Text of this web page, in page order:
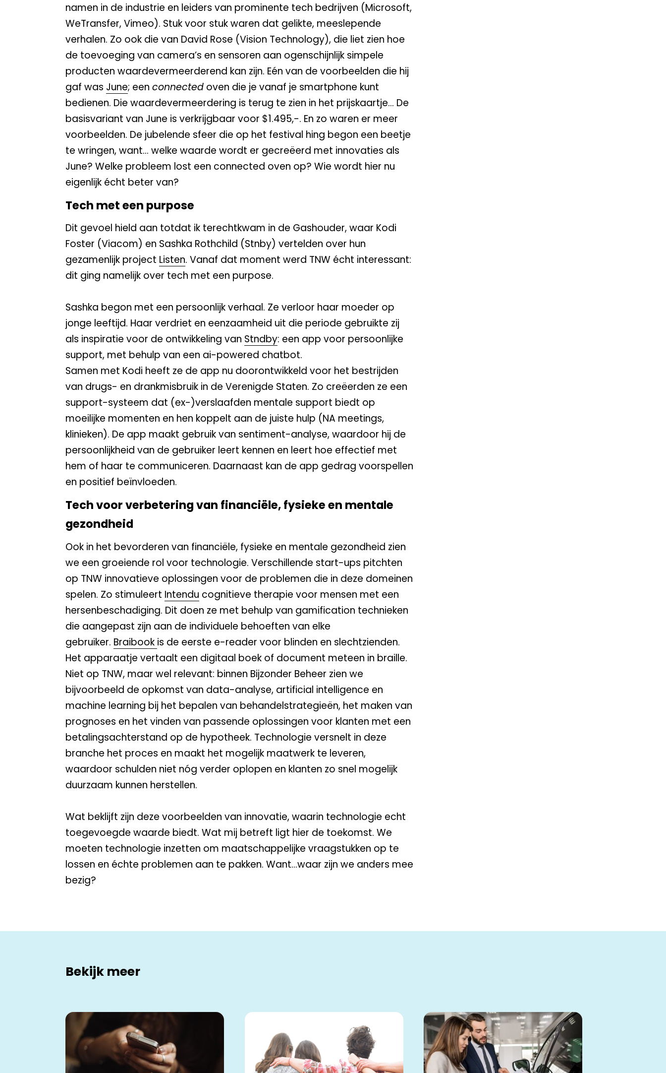
namen in de industrie en leiders van prominente tech bedrijven (Microsoft,
WeTransfer, Vimeo). Stuk voor stuk waren dat gelikte, meeslepende
verhalen. Zo ook die van David Rose (Vision Technology), die liet zien hoe
de toevoeging van camera’s en sensoren aan ogenschijnlijk simpele
producten waardevermeerderend kan zijn. Eén van de voorbeelden die hij
gaf was June; een connected oven die je vanaf je smartphone kunt
bedienen. Die waardevermeerdering is terug te zien in het prijskaartje… De
basisvariant van June is verkrijgbaar voor $1.495,-. En zo waren er meer
voorbeelden. De jubelende sfeer die op het festival hing begon een beetje
te wringen, want… welke waarde wordt er gecreëerd met innovaties als
June? Welke probleem lost een connected oven op? Wie wordt hier nu
eigenlijk écht beter van?
Tech met een purpose
Dit gevoel hield aan totdat ik terechtkwam in de Gashouder, waar Kodi
Foster (Viacom) en Sashka Rothchild (Stnby) vertelden over hun
gezamenlijk project Listen. Vanaf dat moment werd TNW écht interessant:
dit ging namelijk over tech met een purpose.
Sashka begon met een persoonlijk verhaal. Ze verloor haar moeder op
jonge leeftijd. Haar verdriet en eenzaamheid uit die periode gebruikte zij
als inspiratie voor de ontwikkeling van Stndby: een app voor persoonlijke
support, met behulp van een ai-powered chatbot.
Samen met Kodi heeft ze de app nu doorontwikkeld voor het bestrijden
van drugs- en drankmisbruik in de Verenigde Staten. Zo creëerden ze een
support-systeem dat (ex-)verslaafden mentale support biedt op
moeilijke momenten en hen koppelt aan de juiste hulp (NA meetings,
klinieken). De app maakt gebruik van sentiment-analyse, waardoor hij de
persoonlijkheid van de gebruiker leert kennen en leert hoe effectief met
hem of haar te communiceren. Daarnaast kan de app gedrag voorspellen
en positief beïnvloeden.
Tech voor verbetering van financiële, fysieke en mentale
gezondheid
Ook in het bevorderen van financiële, fysieke en mentale gezondheid zien
we een groeiende rol voor technologie. Verschillende start-ups pitchten
op TNW innovatieve oplossingen voor de problemen die in deze domeinen
spelen. Zo stimuleert Intendu cognitieve therapie voor mensen met een
hersenbeschadiging. Dit doen ze met behulp van gamification technieken
die aangepast zijn aan de individuele behoeften van elke
gebruiker. Braibook is de eerste e-reader voor blinden en slechtzienden.
Het apparaatje vertaalt een digitaal boek of document meteen in braille.
Niet op TNW, maar wel relevant: binnen Bijzonder Beheer zien we
bijvoorbeeld de opkomst van data-analyse, artificial intelligence en
machine learning bij het bepalen van behandelstrategieën, het maken van
prognoses en het vinden van passende oplossingen voor klanten met een
betalingsachterstand op de hypotheek. Technologie versnelt in deze
branche het proces en maakt het mogelijk maatwerk te leveren,
waardoor schulden niet nóg verder oplopen en klanten zo snel mogelijk
duurzaam kunnen herstellen.
Wat beklijft zijn deze voorbeelden van innovatie, waarin technologie echt
toegevoegde waarde biedt. Wat mij betreft ligt hier de toekomst. We
moeten technologie inzetten om maatschappelijke vraagstukken op te
lossen en échte problemen aan te pakken. Want…waar zijn we anders mee
bezig?
Bekijk meer